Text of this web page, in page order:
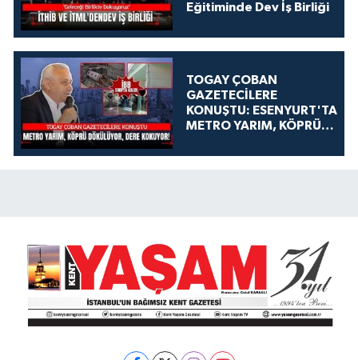
Eğitiminde Dev İş Birliği
TOGAY ÇOBAN
GAZETECİLERE
KONUŞTU: ESENYURT'TA
METRO YARIM, KÖPRÜ
KOKUYOR!